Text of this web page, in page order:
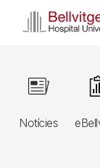
principal
3r
Notícies
Image